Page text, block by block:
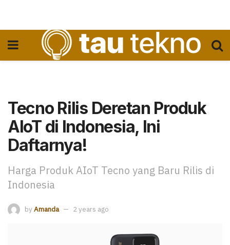
Tecno Rilis Deretan Produk
AIoT di Indonesia, Ini
Daftarnya!
Harga Produk AIoT Tecno yang Baru Rilis di
Indonesia
by Amanda 2 years ago